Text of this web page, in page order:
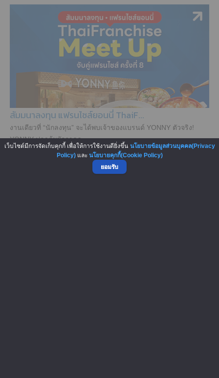
สัมมนาลงทุน แฟรนไชส์ยอนนี่ ThaiF...
งานเดียวที่ “นักลงทุน” จะได้พบเจ้าของแบรนด์ YONNY ตัวจริง!
YONNY ปลาต้มผักกาดด...
วันที่ 26 กันยายน 2569
500 บาท ต่อหลักสูตร
เว็บไซต์มีการจัดเก็บคุกกี้ เพื่อให้การใช้งานดียิ่งขึ้น นโยบายข้อมูลส่วนบุคคล(Privacy
Policy)และ นโยบายคุกกี้(Cookie Policy)
ยอมรับ